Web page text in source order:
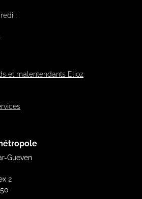
:
et malentendants Elioz
Gueven
2